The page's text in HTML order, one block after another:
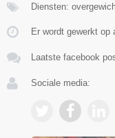
Diensten:
Er wordt gewerkt op
Laatste facebook
Sociale media: